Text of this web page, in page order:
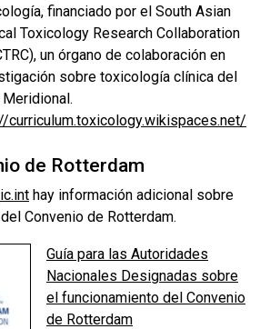
financiado por el South Asian
Toxicology Research Collaboration
un órgano de colaboración en
sobre toxicología clínica del
curriculum.toxicology.wikispaces.net/
de Rotterdam
hay información adicional sobre
Convenio de Rotterdam.
Guía para las Autoridades
Nacionales Designadas sobre
el funcionamiento del Convenio
de Rotterdam